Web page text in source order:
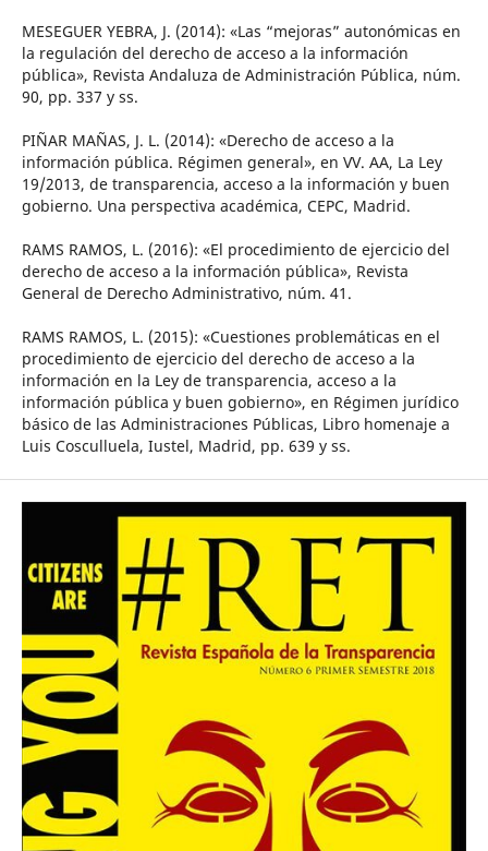
MESEGUER YEBRA, J. (2014): «Las “mejoras” autonómicas en
la regulación del derecho de acceso a la información
pública», Revista Andaluza de Administración Pública, núm.
90, pp. 337 y ss.
PIÑAR MAÑAS, J. L. (2014): «Derecho de acceso a la
información pública. Régimen general», en VV. AA, La Ley
19/2013, de transparencia, acceso a la información y buen
gobierno. Una perspectiva académica, CEPC, Madrid.
RAMS RAMOS, L. (2016): «El procedimiento de ejercicio del
derecho de acceso a la información pública», Revista
General de Derecho Administrativo, núm. 41.
RAMS RAMOS, L. (2015): «Cuestiones problemáticas en el
procedimiento de ejercicio del derecho de acceso a la
información en la Ley de transparencia, acceso a la
información pública y buen gobierno», en Régimen jurídico
básico de las Administraciones Públicas, Libro homenaje a
Luis Cosculluela, Iustel, Madrid, pp. 639 y ss.